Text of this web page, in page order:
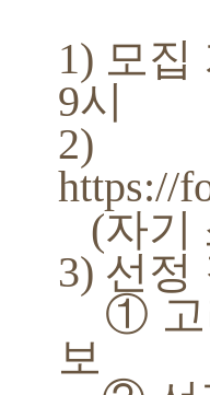
1) 모집
9시
2)
https://
(자기
3) 선정
① 고
보